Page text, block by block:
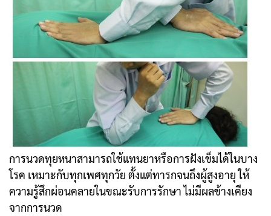
การนวดทุยหนาสามารถใช้แทนยาหรือการฝังเข็มได้ในบาง
โรค เหมาะกับทุกเพศทุกวัย ตั้งแต่ทารกจนถึงผู้สูงอายุให้
ความรู้สึกผ่อนคลายในขณะรับการรักษา ไม่มีผลข้างเคียง
จากการนวด